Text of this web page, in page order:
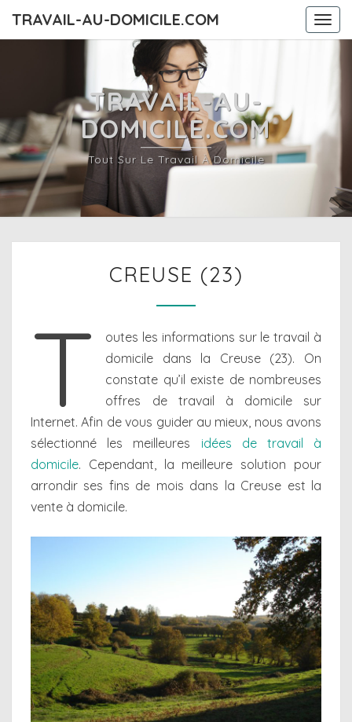
TRAVAIL-AU-DOMICILE.COM
TRAVAIL-AU-
DOMICILE.COM
Tout Sur Le Travail À Domicile
(23)
CREUSE (23)
T
outes les informations sur le travail à
domicile dans la Creuse (23). On
constate qu’il existe de nombreuses
offres de travail à domicile sur
Internet. Afin de vous guider au mieux, nous avons
sélectionné les meilleures idées de travail à
domicile. Cependant, la meilleure solution pour
arrondir ses fins de mois dans la Creuse est la
vente à domicile.